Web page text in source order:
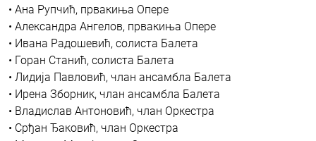
• Ана Рупчић, првакиња Опере
• Александра Ангелов, првакиња Опере
• Ивана Радошевић, солиста Балета
• Горан Станић, солиста Балета
• Лидија Павловић, члан ансамбла Балета
• Ирена Зборник, члан ансамбла Балета
• Владислав Антоновић, члан Оркестра
• Срђан Ђаковић, члан Оркестра